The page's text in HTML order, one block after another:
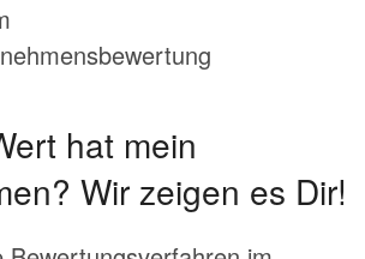
hat mein
Wir zeigen es Dir!